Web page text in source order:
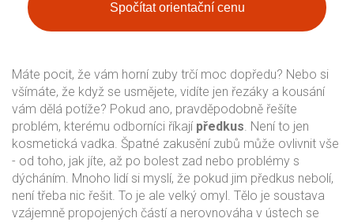
Spočítat orientační cenu
Máte pocit, že vám horní zuby trčí moc dopředu? Nebo si
všímáte, že když se usmějete, vidíte jen řezáky a kousání
vám dělá potíže? Pokud ano, pravděpodobně řešíte
problém, kterému odborníci říkají předkus. Není to jen
kosmetická vadka. Špatné zakusění zubů může ovlivnit vše
- od toho, jak jíte, až po bolest zad nebo problémy s
dýcháním. Mnoho lidí si myslí, že pokud jim předkus nebolí,
není třeba nic řešit. To je ale velký omyl. Tělo je soustava
vzájemně propojených částí a nerovnováha v ústech se